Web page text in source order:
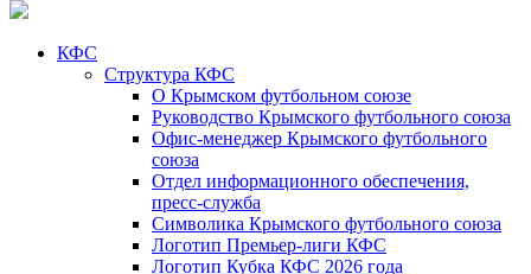
КФС
Структура КФС
О Крымском футбольном союзе
Руководство Крымского футбольного союза
Офис-менеджер Крымского футбольного
союза
Отдел информационного обеспечения,
пресс-служба
Символика Крымского футбольного союза
Логотип Премьер-лиги КФС
Логотип Кубка КФС 2026 года